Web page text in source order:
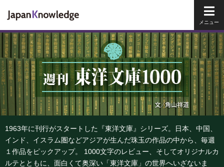
1963年に刊行がスタートした『東洋文庫』シリーズ。日本、中国、
インド、イスラム圏などアジアが生んだ珠玉の作品の中から、毎週
１作品をピックアップ。 1000文字のレビュー、そしてオリジナルカ
ルテとともに、面白くて奥深い「東洋文庫」の世界へいざないま